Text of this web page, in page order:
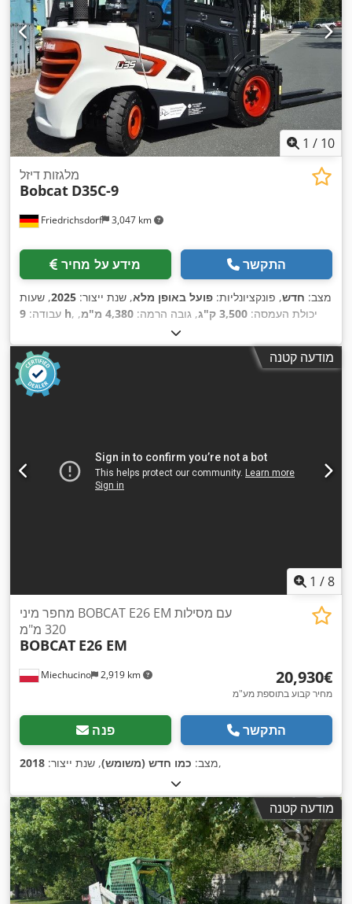
1 / 10
Friedrichsdorf 3,047 km
מלגזות דיזל
Bobcat D35C-9
מידע על מחיר התקשר
מצב: חדש, פונקציונליות: פועל באופן מלא, שנת ייצור: 2025, שעות
עבודה: 9 h , יכולת העמסה: 3,500 ק"ג , גובה הרמה: 4,380 מ"מ
,
, סוג דלק:
גובה בנייה:2,180 מ"מ , כוח:45 קילוואט (61.18 כ"ס)
, רוחב
מסגרת המזלג:
, משקל עצמי:
1,290 מ"מ
מודעה קטנה
1 /8
Miechucino 2,919 km
מחפר מיני BOBCAT E26 EM עם מסילות
320 מ"מ
BOBCAT E26 EM
‏20,930 ‏€
מחיר קבוע בתוספת מע"מ
פנה התקשר
מצב: כמו חדש (משומש), שנת ייצור: 2018 ,
מודעה קטנה